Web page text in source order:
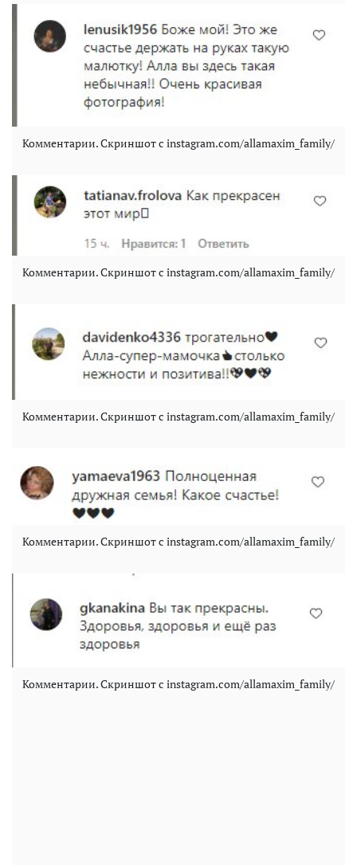
Комментарии. Скриншот с instagram.com/allamaxim_family/
Комментарии. Скриншот с instagram.com/allamaxim_family/
Комментарии. Скриншот с instagram.com/allamaxim_family/
Комментарии. Скриншот с instagram.com/allamaxim_family/
Комментарии. Скриншот с instagram.com/allamaxim_family/